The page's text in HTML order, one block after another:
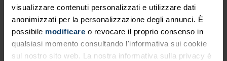
visualizzare contenuti personalizzati e utilizzare dati
anonimizzati per la personalizzazione degli annunci. È
possibile modificare o revocare il proprio consenso in
qualsiasi momento consultando l'informativa sui cookie
sul nostro sito web. La nostra informativa sulla privacy è
BASSO MODERATO ALTO